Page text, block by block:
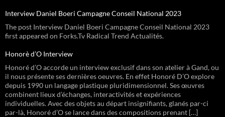
Interview Daniel Boeri Campagne Conseil National 2023
The post Interview Daniel Boeri Campagne Conseil National 2023
first appeared on Forks.Tv Radical Trend Actualités.
Honorè d’O Interview
Honoré d’O accorde un interview exclusif dans son atelier à Gand, ou
il nous présente ses dernières oeuvres. En effet Honoré D’O explore
depuis 1990 un langage plastique pluridimensionnel. Ses œuvres
combinent lieux d’échanges, interactivités et expériences
individuelles. Avec des objets au départ insignifiants, glanés par-ci
par-là, Honoré d’O se lance dans des compositions prenant […]